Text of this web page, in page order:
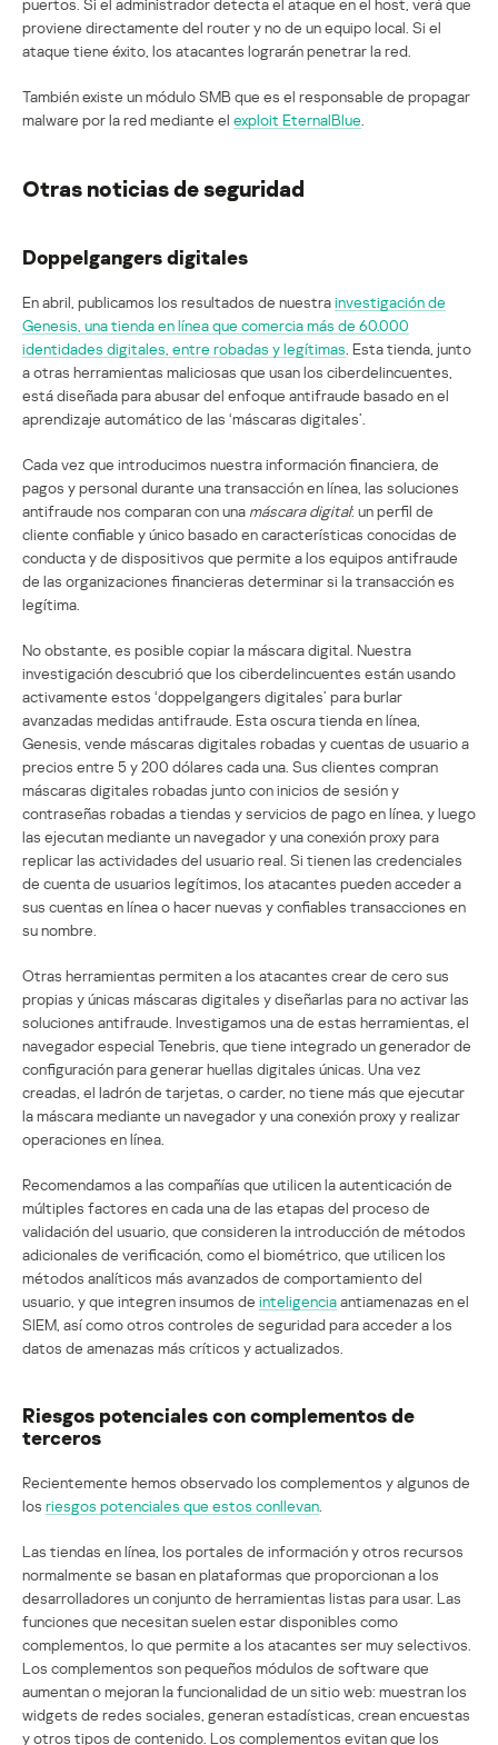
puertos. Si el administrador detecta el ataque en el host, verá que
proviene directamente del router y no de un equipo local. Si el
ataque tiene éxito, los atacantes lograrán penetrar la red.
También existe un módulo SMB que es el responsable de propagar
malware por la red mediante el exploit EternalBlue
Otras noticias de seguridad
Doppelgangers digitales
En abril, publicamos los resultados de nuestrainvestigación de
Genesis, una tienda en línea que comercia más de 60.000
identidades digitales, entre robadas y legítimas . Esta tienda, junto
a otras herramientas maliciosas que usan los ciberdelincuentes,
está diseñada para abusar del enfoque antifraude basado en el
aprendizaje automático de las ‘máscaras digitales’.
Cada vez que introducimos nuestra información financiera, de
pagos y personal durante una transacción en línea, las soluciones
antifraude nos comparan con una máscara digital: un perfil de
cliente confiable y único basado en características conocidas de
conducta y de dispositivos que permite a los equipos antifraude
de las organizaciones financieras determinar si la transacción es
legítima.
No obstante, es posible copiar la máscara digital. Nuestra
investigación descubrió que los ciberdelincuentes están usando
activamente estos ‘doppelgangers digitales’ para burlar
avanzadas medidas antifraude. Esta oscura tienda en línea,
Genesis, vende máscaras digitales robadas y cuentas de usuario a
precios entre 5 y 200 dólares cada una. Sus clientes compran
máscaras digitales robadas junto con inicios de sesión y
contraseñas robadas a tiendas y servicios de pago en línea, y luego
las ejecutan mediante un navegador y una conexión proxy para
replicar las actividades del usuario real. Si tienen las credenciales
de cuenta de usuarios legítimos, los atacantes pueden acceder a
sus cuentas en línea o hacer nuevas y confiables transacciones en
su nombre.
Otras herramientas permiten a los atacantes crear de cero sus
propias y únicas máscaras digitales y diseñarlas para no activar las
soluciones antifraude. Investigamos una de estas herramientas, el
navegador especial Tenebris, que tiene integrado un generador de
configuración para generar huellas digitales únicas. Una vez
creadas, el ladrón de tarjetas, o carder, no tiene más que ejecutar
la máscara mediante un navegador y una conexión proxy y realizar
operaciones en línea.
Recomendamos a las compañías que utilicen la autenticación de
múltiples factores en cada una de las etapas del proceso de
validación del usuario, que consideren la introducción de métodos
adicionales de verificación, como el biométrico, que utilicen los
métodos analíticos más avanzados de comportamiento del
usuario, y que integren insumos de inteligenciaantiamenazas en el
SIEM, así como otros controles de seguridad para acceder a los
datos de amenazas más críticos y actualizados.
Riesgos potenciales con complementos de
terceros
Recientemente hemos observado los complementos y algunos de
los riesgos potenciales que estos conllevan
Las tiendas en línea, los portales de información y otros recursos
normalmente se basan en plataformas que proporcionan a los
desarrolladores un conjunto de herramientas listas para usar. Las
funciones que necesitan suelen estar disponibles como
complementos, lo que permite a los atacantes ser muy selectivos.
Los complementos son pequeños módulos de software que
aumentan o mejoran la funcionalidad de un sitio web: muestran los
widgets de redes sociales, generan estadísticas, crean encuestas
y otros tipos de contenido. Los complementos evitan que los